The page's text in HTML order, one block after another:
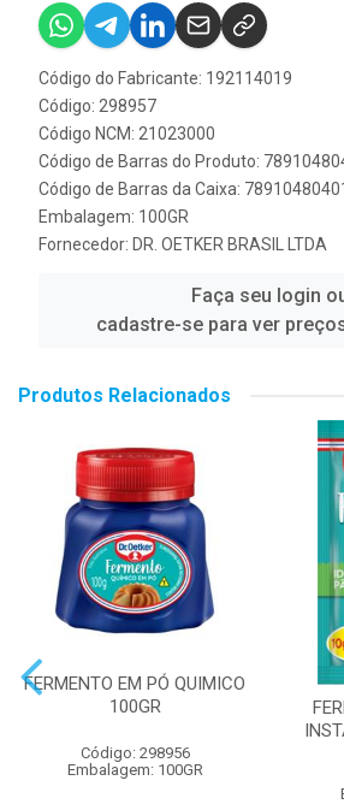
Código do Fabricante: 192114019
Código: 298957
Código NCM: 21023000
Código de Barras do Produto:
Código de Barras da Caixa:
Embalagem: 100GR
Fornecedor: DR. OETKER BRASIL LTDA
Faça seu login
cadastre-se para ver
Produtos Relacionados
FERMENTO EM PÓ QUIMICO
100GR
Código: 298956
Embalagem: 100GR